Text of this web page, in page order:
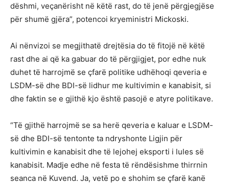
dëshmi, veçanërisht në këtë rast, do të jenë përgjegjëse
për shumë gjëra”, potencoi kryeministri Mickoski.
Ai nënvizoi se megjithatë drejtësia do të fitojë në këtë
rast dhe ai që ka gabuar do të përgjigjet, por edhe nuk
duhet të harrojmë se çfarë politike udhëhoqi qeveria e
LSDM-së dhe BDI-së lidhur me kultivimin e kanabisit, si
dhe faktin se e gjithë kjo është pasojë e atyre politikave.
“Të gjithë harrojmë se sa herë qeveria e kaluar e LSDM-
së dhe BDI-së tentonte ta ndryshonte Ligjin për
kultivimin e kanabisit dhe të lejohej eksporti i lules së
kanabisit. Madje edhe në festa të rëndësishme thirrnin
seanca në Kuvend. Ja, vetë po e shohim se çfarë kanë